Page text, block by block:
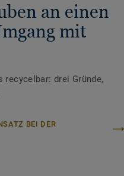
an einen
mit
drei Gründe,
BEI DER